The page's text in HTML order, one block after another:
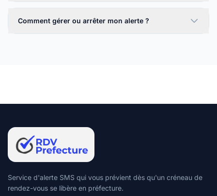
Comment gérer ou arrêter mon alerte ?
Service d'alerte SMS qui vous prévient dès qu'un créneau de
rendez-vous se libère en préfecture.